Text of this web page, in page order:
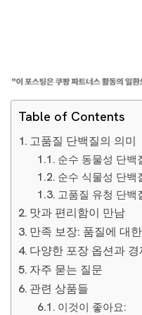
Table of Contents
고품질 단백질의 의미
순수 동물성 단백
순수 식물성 단백
고품질 유청 단백
맛과 편리함이 만남
만족 보장: 품질에 대
다양한 포장 옵션과
자주 묻는 질문
관련 상품들
이것이 좋아요: